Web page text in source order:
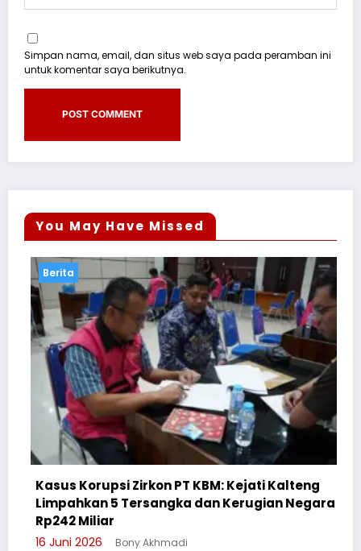
Simpan nama, email, dan situs web saya pada peramban ini
untuk komentar saya berikutnya.
You May Have Missed
Berita
Kasus Korupsi Zirkon PT KBM: Kejati Kalteng
Limpahkan 5 Tersangka dan Kerugian Negara
Rp242 Miliar
16 Juni 2026 Bony Akhmadi